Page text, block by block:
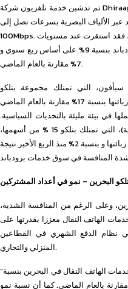
تم تدشين خدمة تلفزيون شركة Dhiraagu مع قنوات محلية شعبية لمستخدمي ADSL
عبر الألياف البصرية بسرعات تصل إلى
100Mbps. أما عن أعداد مشتركي خدمات الهاتف النقال، فقد استقرت عند مستويات
الربع الأخير، في حين ارتفعت أعداد خدمة برودباند بنسبة 9% على أساس ربع سنوي و
7% مقارنة بالعام الماضي.
التي تمتلك مجموعة بتلكو
26.942% من أسهمها، من زيادة حجم قاعدة زبائنها بنسبة 17% مقارنة بالعام الماضي
عملها في بيئة مليئة بالتحديات السياسية.
وفيما يخص عذيب (المملكة العربية السعودية)، التي تمتلك بتلكو 15 % من أسهمها،
فقد أعلنت عن انخفاض نسبته 29% في أعداد زبائنها و بنسبة 2% منذ الربع الأخير نتيجة
البحرين – نمو في أعداد المشتركين
وعلى الرغم من المنافسة الشدية،
الهاتف النقال معززا بقدرتها على
في نظام الدفع الشهري في القطاعين
المنزلي والتجاري.
“وخلال الفترة، ازدادت أعداد المشتركين في خدمات الهاتف النقال في البحرين بنسبة
بالربع السابق وأيضا بنسبة 15% مقارنة بالعام الماضي. كما أن نسبة نمو